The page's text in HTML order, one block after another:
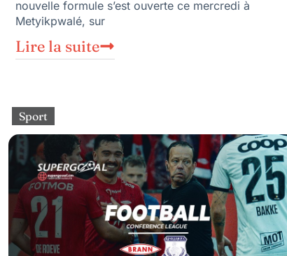
nouvelle formule s’est ouverte ce mercredi à
Metyikpwalé, sur
Lire la suite
Sport